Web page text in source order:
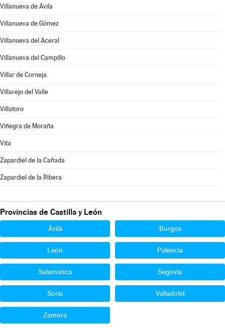
Villanueva de Ávila
Villanueva de Gómez
Villanueva del Aceral
Villanueva del Campillo
Villar de Corneja
Villarejo del Valle
Villatoro
Viñegra de Moraña
Vita
Zapardiel de la Cañada
Zapardiel de la Ribera
Provincias de Castilla y León
Ávila Burgos
León Palencia
Salamanca Segovia
Soria Valladolid
Zamora